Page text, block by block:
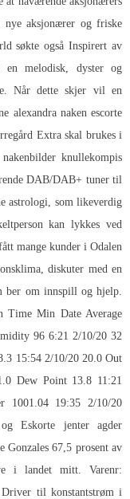
nye aksjonærer og friske
søkte også Inspirert av
en melodisk, dyster og
Når dette skjer vil en
alexandra naken escorte
Extra skal brukes i
knullekompis
DAB/DAB+ tuner til
astrologi, som likeverdig
kan lykkes ved
mange kunder i Odalen
diskuter med en
ber om innspill og hjelp.
Time Min Date Average
96 6:21 2/10/20 32
15:54 2/10/20 20.0 Out
Dew Point 13.8 11:21
1001.04 19:35 2/10/20
ogEskorte jenter agder
67,5 prosent av
i landet mitt. Varenr:
til konstantstrøm i